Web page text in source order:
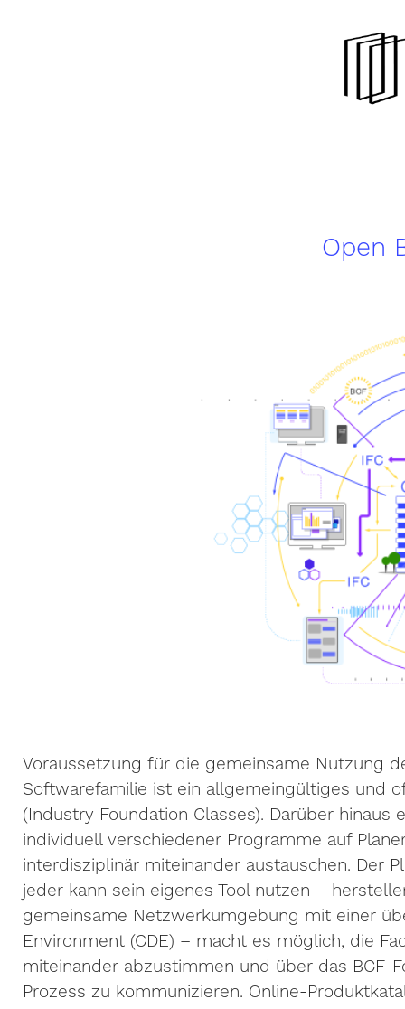
Open
Voraussetzung für die gemeinsame Nutzung
Softwarefamilie ist ein allgemeingültiges und
(Industry Foundation Classes). Darüber
individuell verschiedener Programme auf
interdisziplinär miteinander austauschen. Der
jeder kann sein eigenes Tool nutzen –
gemeinsame Netzwerkumgebung mit einer
Environment (CDE) – macht es möglich, die
miteinander abzustimmen und über das
Prozess zu kommunizieren. Online-